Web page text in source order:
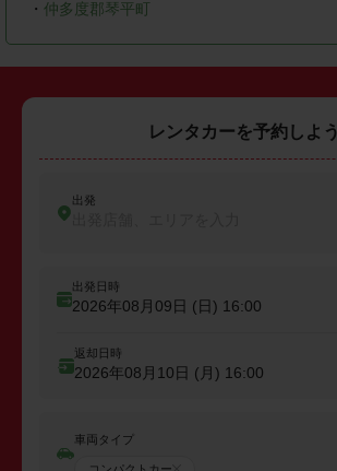
・ 仲多度郡琴平町
レンタカーを予約しよう
出発
出発日時
2026年08月09日 (日) 16:00
返却日時
2026年08月10日 (月) 16:00
車両タイプ